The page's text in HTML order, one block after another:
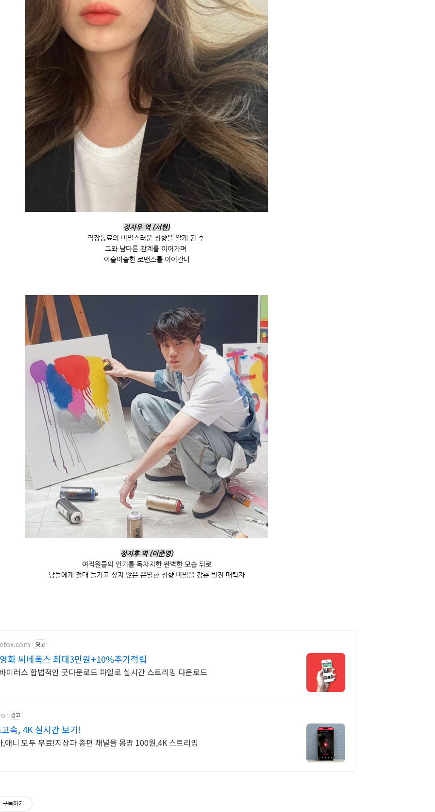
정지우 역 (서현)
직장동료의 비밀스러운 취향을 알게 된 후
그와 남다른 관계를 이어가며
아슬아슬한 로맨스를 이어간다
정지후 역 (이준영)
여직원들의 인기를 독차지한 완벽한 모습 뒤로
남들에게 절대 들키고 싶지 않은 은밀한 취향 비밀을 감춘 반전 매력자
광고
화 씨네폭스 최대3만원+10%추가적립
이러스 합법적인 굿다운로드 파일로 실시간 스트리밍 다운로드
광고
속, 4K 실시간 보기!
애니 모두 무료!지상파 종편 채널을 몽땅 100원,4K 스트리밍
구독하기